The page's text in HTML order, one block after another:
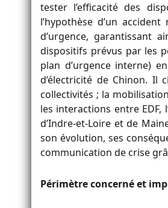
tester l’efficacité des
l’hypothèse d’un
d’urgence, garantissant
dispositifs prévus par les
plan d’urgence interne)
d’électricité de Chinon. Il
collectivités ; la
les interactions entre
d’Indre-et-Loire et de
son évolution, ses
communication de crise
Périmètre concerné et